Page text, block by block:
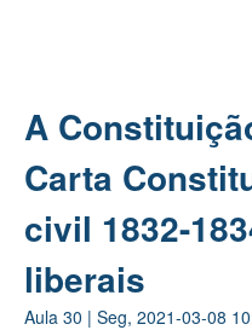
A
Carta
civil 1832-
liberais
Aula 30 | Seg, 2021-03-08